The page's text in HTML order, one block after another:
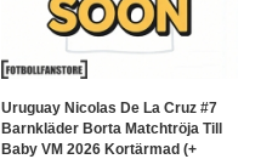
Uruguay Nicolas De La Cruz #7
Barnkläder Borta Matchtröja Till
Baby VM 2026 Kortärmad (+